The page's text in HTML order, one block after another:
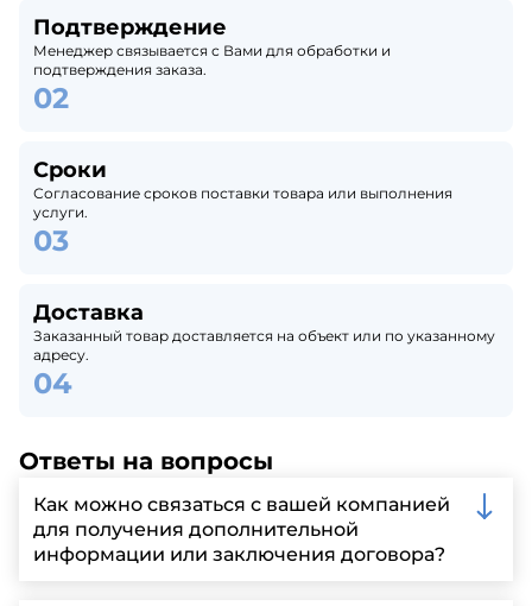
Подтверждение
Менеджер связывается с Вами для обработки и
подтверждения заказа.
Сроки
Согласование сроков поставки товара или выполнения
услуги.
Доставка
Заказанный товар доставляется на объект или по указанному
адресу.
Ответы на вопросы
Как можно связаться с вашей компанией
для получения дополнительной
информации или заключения договора?